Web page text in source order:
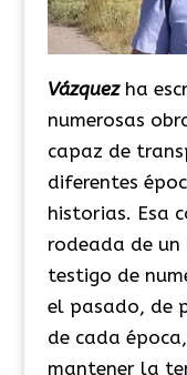
Vázquezha
numerosas
capaz de
diferentes
historias. Esa
rodeada de
testigo de
el pasado, de
de cada
mantener la